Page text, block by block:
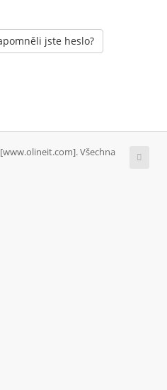
jste heslo?
Všechna